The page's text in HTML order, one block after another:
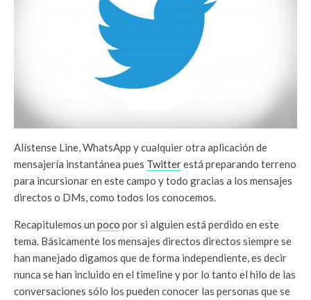
Alístense Line, WhatsApp y cualquier otra aplicación de
mensajería instantánea pues Twitterestá preparando terreno
para incursionar en este campo y todo gracias a los mensajes
directos o DMs, como todos los conocemos.
Recapitulemos un poco por si alguien está perdido en este
tema. Básicamente los mensajes directos directos siempre se
han manejado digamos que de forma independiente, es decir
nunca se han incluido en el timeline y por lo tanto el hilo de las
conversaciones sólo los pueden conocer las personas que se